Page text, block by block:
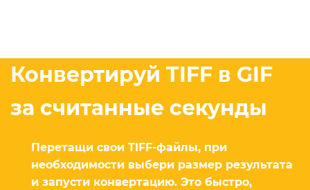
Конвертируй TIFF в GIF
за считанные секунды
Перетащи свои TIFF-файлы, при
необходимости выбери размер результата
и запусти конвертацию. Это быстро,